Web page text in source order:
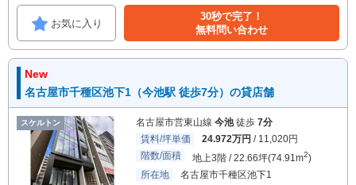
お気に入り
30秒で完了！
無料問い合わせ
New
名古屋市千種区池下1（今池駅 徒歩7分）の貸店舗
スケルトン 名古屋市営東山線 今池徒歩 7分
賃料/坪単価
24.972万円 / 11,020円
階数/面積
地上3階 / 22.66坪(74.91m2)
所在地
名古屋市千種区池下1